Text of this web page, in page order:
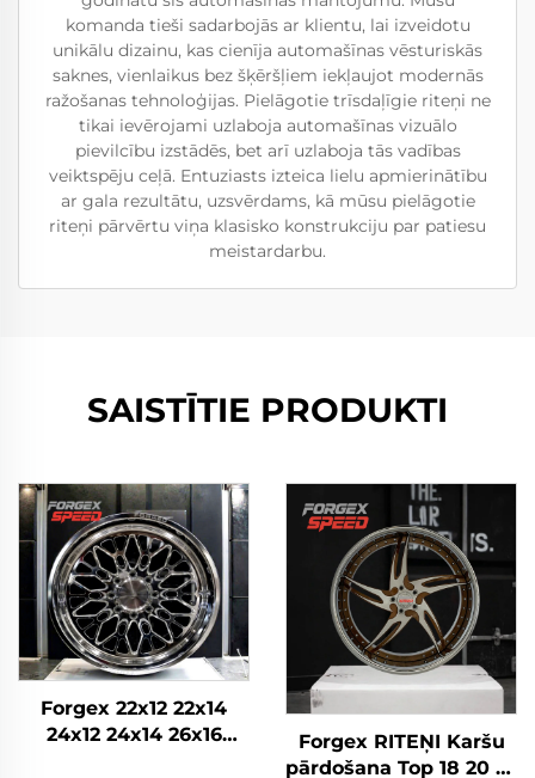
komanda tieši sadarbojās ar klientu, lai izveidotu
unikālu dizainu, kas cienīja automašīnas vēsturiskās
saknes, vienlaikus bez šķēršļiem iekļaujot modernās
ražošanas tehnoloģijas. Pielāgotie trīsdaļīgie riteņi ne
tikai ievērojami uzlaboja automašīnas vizuālo
pievilcību izstādēs, bet arī uzlaboja tās vadības
veiktspēju ceļā. Entuziasts izteica lielu apmierinātību
ar gala rezultātu, uzsvērdams, kā mūsu pielāgotie
riteņi pārvērtu viņa klasisko konstrukciju par patiesu
meistardarbu.
SAISTĪTIE PRODUKTI
Forgex 22x12 22x14
24x12 24x14 26x16
Forgex RITEŅI Karšu
pārdošana Top 18 20 22